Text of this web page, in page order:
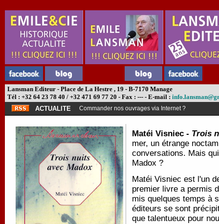
Lansman Editeur - Place de La Hestre , 19 - B-7170 Manage
Tél : +32 64 23 78 40 / +32 471 69 77 20 - Fax : --- - E-mail :
ACTUALITE
Commander nos ouvrages via Internet ?
Matéi Visniec - Trois
mer, un étrange
conversations. Mais
Madox ?
Matéi Visniec est l'un
premier livre a permis
mis quelques temps à
éditeurs se sont
que talentueux pour